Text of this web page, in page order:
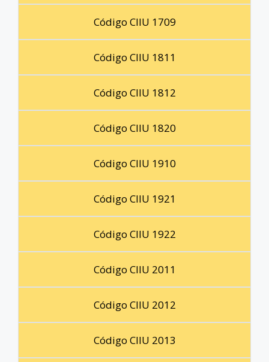
Código CIIU 1709
Código CIIU 1811
Código CIIU 1812
Código CIIU 1820
Código CIIU 1910
Código CIIU 1921
Código CIIU 1922
Código CIIU 2011
Código CIIU 2012
Código CIIU 2013